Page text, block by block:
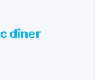
dîner